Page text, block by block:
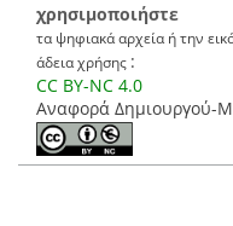
χρησιμοποιήστε
τα ψηφιακά αρχεία ή την
άδεια χρήσης :
CC BY-NC 4.0
Αναφορά Δημιουργού-